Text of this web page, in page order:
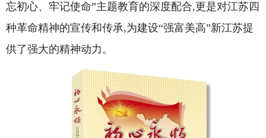
忘初心、牢记使命”主题教育的深度配合,更是对江苏四
种革命精神的宣传和传承,为建设“强富美高”新江苏提
供了强大的精神动力。